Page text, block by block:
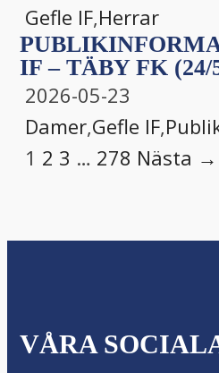
Gefle IF,Herrar
IF – TÄBY FK (24/
2026-05-23
Damer,Gefle IF,
1 2 3 … 278 Nästa →
VÅRA